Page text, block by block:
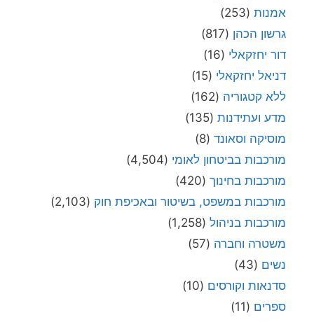
אמנות (253)
גרשון הכהן (817)
דור יחזקאלי (16)
דניאל יחזקאלי (15)
ללא קטגוריה (162)
מדע ועתידנות (135)
מוסיקה וסאונד (8)
מורכבות בביטחון לאומי (4,504)
מורכבות בחינוך (420)
מורכבות במשפט, בשיטור ובאכיפת חוק (2,103)
מורכבות בניהול (1,258)
משטרה וחברה (57)
נשים (43)
סדנאות וקורסים (10)
ספרים (11)